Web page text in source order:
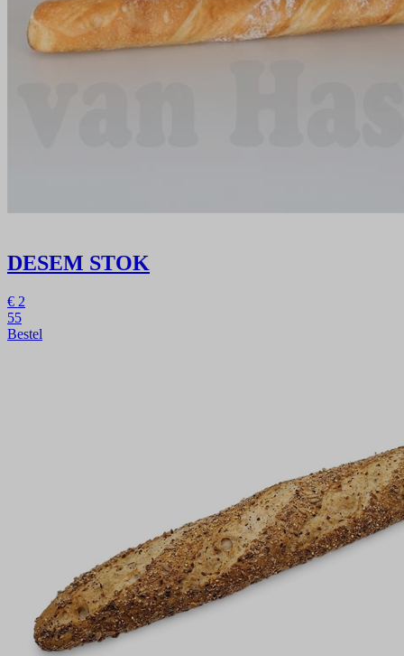
DESEM STOK
€ 2
55
Bestel